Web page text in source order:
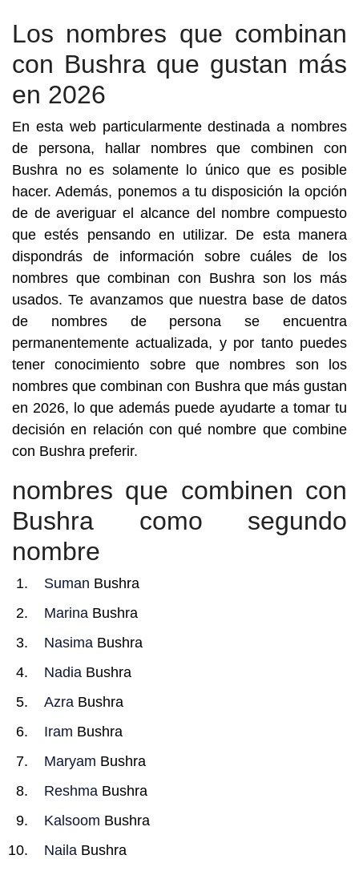
Los nombres que combinan
con Bushra que gustan más
en 2026
En esta web particularmente destinada a nombres
de persona, hallar nombres que combinen con
Bushra no es solamente lo único que es posible
hacer. Además, ponemos a tu disposición la opción
de de averiguar el alcance del nombre compuesto
que estés pensando en utilizar. De esta manera
dispondrás de información sobre cuáles de los
nombres que combinan con Bushra son los más
usados. Te avanzamos que nuestra base de datos
de nombres de persona se encuentra
permanentemente actualizada, y por tanto puedes
tener conocimiento sobre que nombres son los
nombres que combinan con Bushra que más gustan
en 2026, lo que además puede ayudarte a tomar tu
decisión en relación con qué nombre que combine
con Bushra preferir.
nombres que combinen con
Bushra como segundo
nombre
Suman Bushra
Marina Bushra
Nasima Bushra
Nadia Bushra
Azra Bushra
Iram Bushra
Maryam Bushra
Reshma Bushra
Kalsoom Bushra
Naila Bushra